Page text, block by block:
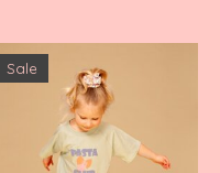
Sale